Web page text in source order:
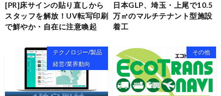
[PR]床サインの貼り直しから
スタッフを解放！UV転写印刷
で鮮やか・自在に注意喚起
日本GLP、埼玉・上尾で10.5
万㎡のマルチテナント型施設
着工
テクノロジー/製品
経営/業界動向
その他